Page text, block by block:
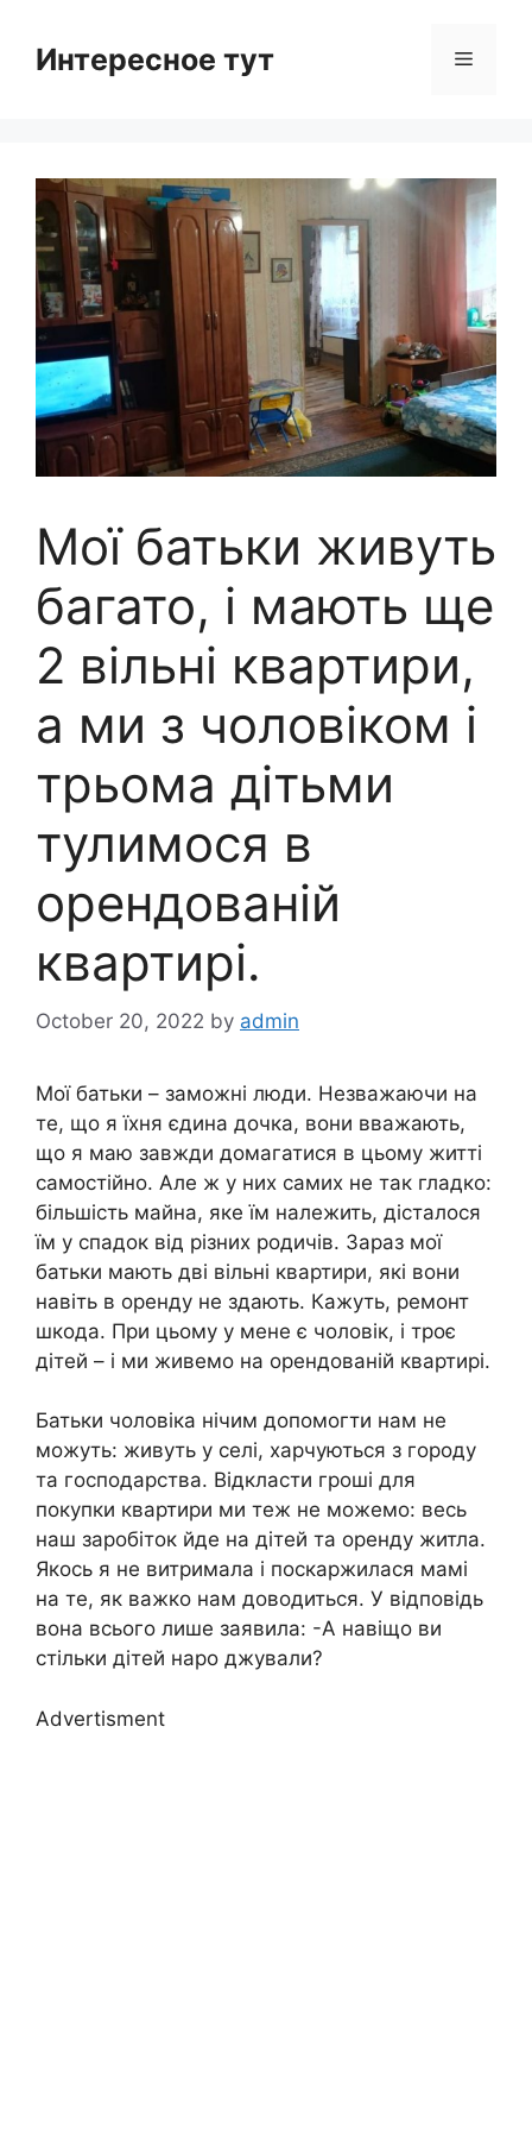
contentИнтересное тут Menu
Мої батьки живуть
багато, і мають ще
2 вільні квартири,
а ми з чоловіком і
трьома дітьми
тулимося в
орендованій
квартирі.
October 20, 2022 by admin
Мої батьки – заможні люди. Незважаючи на
те, що я їхня єдина дочка, вони вважають,
що я маю завжди домагатися в цьому житті
самостійно. Але ж у них самих не так гладко:
більшість майна, яке їм належить, дісталося
їм у спадок від різних родичів. Зараз мої
батьки мають дві вільні квартири, які вони
навіть в оренду не здають. Кажуть, ремонт
шкода. При цьому у мене є чоловік, і троє
дітей – і ми живемо на орендованій квартирі.
Батьки чоловіка нічим допомогти нам не
можуть: живуть у селі, харчуються з городу
та господарства. Відкласти гроші для
покупки квартири ми теж не можемо: весь
наш заробіток йде на дітей та оренду житла.
Якось я не витримала і поскаржилася мамі
на те, як важко нам доводиться. У відповідь
вона всього лише заявила: -А навіщо ви
стільки дітей наро джували?
Advertisment